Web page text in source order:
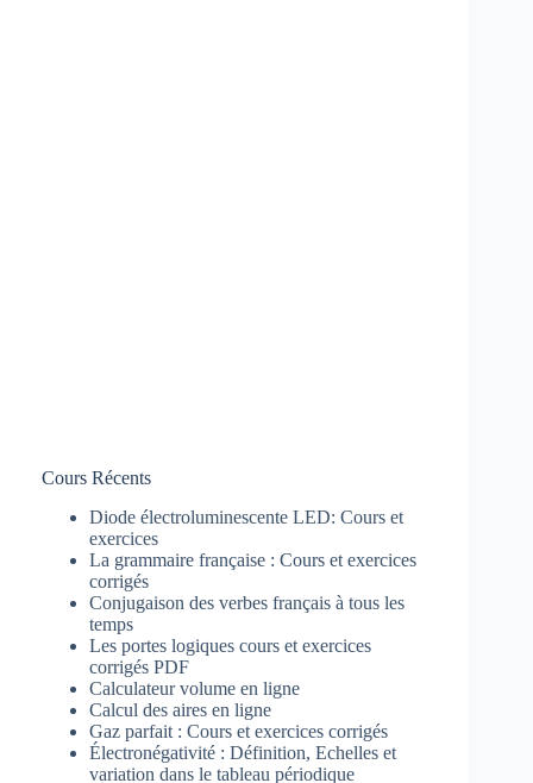
Cours Récents
Diode électroluminescente LED: Cours et
exercices
La grammaire française : Cours et exercices
corrigés
Conjugaison des verbes français à tous les
temps
Les portes logiques cours et exercices
corrigés PDF
Calculateur volume en ligne
Calcul des aires en ligne
Gaz parfait : Cours et exercices corrigés
Électronégativité : Définition, Echelles et
variation dans le tableau périodique